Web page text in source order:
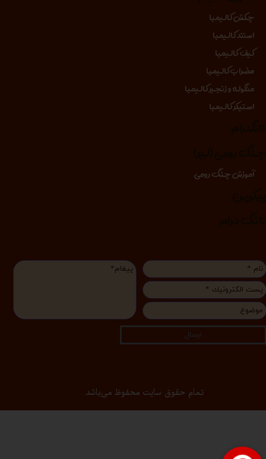
تمام حقوق سایت محفوظ می‌باشد.
ارسال
چکش کالیمبا
استند کالیمبا
کیف کالیمبا
مضراب کالیمبا
منگوله و زنجیر کالیمبا
استیکر کالیمبا
آموزش چنگ رومی